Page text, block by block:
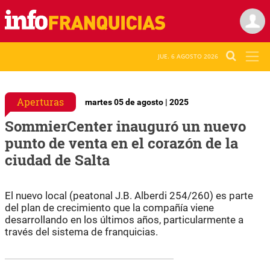
JUE. 6 AGOSTO 2026
Aperturas martes 05 de agosto | 2025
SommierCenter inauguró un nuevo
punto de venta en el corazón de la
ciudad de Salta
El nuevo local (peatonal J.B. Alberdi 254/260) es parte
del plan de crecimiento que la compañía viene
desarrollando en los últimos años, particularmente a
través del sistema de franquicias.